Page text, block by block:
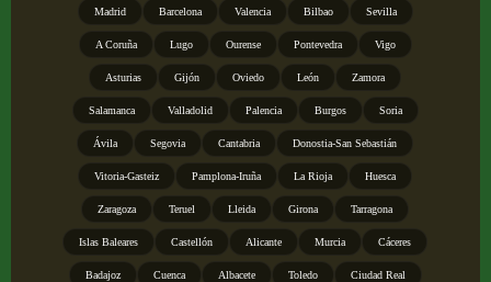
Madrid Barcelona Valencia Bilbao Sevilla
A Coruña Lugo Ourense Pontevedra Vigo
Asturias Gijón Oviedo León Zamora
Salamanca Valladolid Palencia Burgos Soria
Ávila Segovia Cantabria Donostia-San Sebastián
Vitoria-Gasteiz Pamplona-Iruña La Rioja Huesca
Zaragoza Teruel Lleida Girona Tarragona
Islas Baleares Castellón Alicante Murcia Cáceres
Badajoz Cuenca Albacete Toledo Ciudad Real